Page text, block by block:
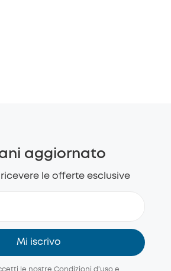
aggiornato
ricevere le offerte esclusive
Mi iscrivo
le nostre Condizioni d'uso e